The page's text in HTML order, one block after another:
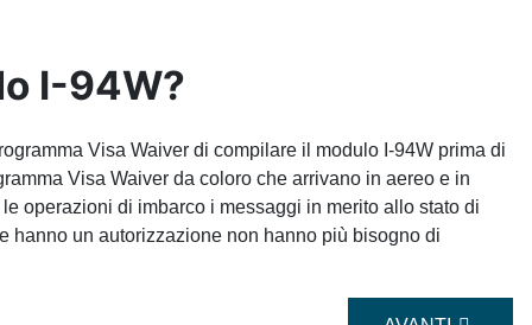
I-94W?
Visa Waiver di compilare il modulo I-94W prima di
Visa Waiver da coloro che arrivano in aereo e in
operazioni di imbarco i messaggi in merito allo stato di
hanno un autorizzazione non hanno più bisogno di